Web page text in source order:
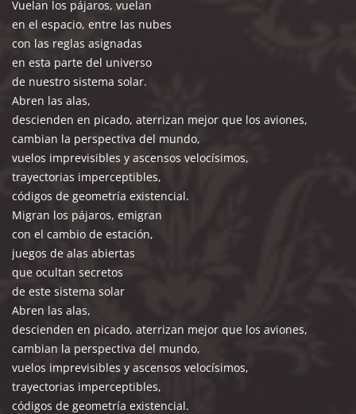
Vuelan los pájaros, vuelan
en el espacio, entre las nubes
con las reglas asignadas
en esta parte del universo
de nuestro sistema solar.
Abren las alas,
descienden en picado, aterrizan mejor que los aviones,
cambian la perspectiva del mundo,
vuelos imprevisibles y ascensos velocísimos,
trayectorias imperceptibles,
códigos de geometría existencial.
Migran los pájaros, emigran
con el cambio de estación,
juegos de alas abiertas
que ocultan secretos
de este sistema solar
Abren las alas,
descienden en picado, aterrizan mejor que los aviones,
cambian la perspectiva del mundo,
vuelos imprevisibles y ascensos velocísimos,
trayectorias imperceptibles,
códigos de geometría existencial.